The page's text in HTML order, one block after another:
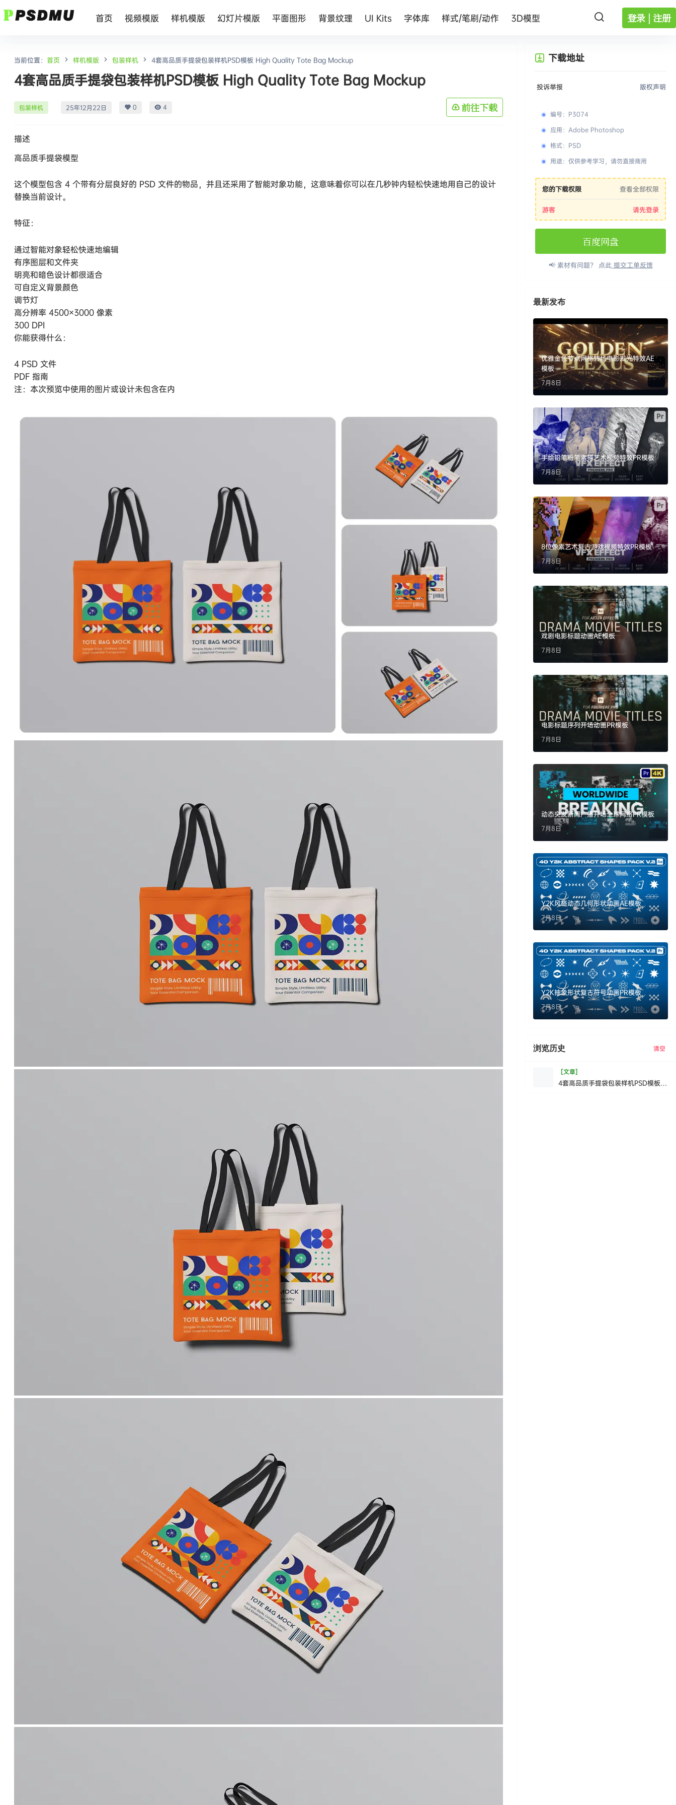
登录 | 注册
首页 视频模版 样机模版 幻灯片模版 平面图形 背景纹理 UI Kits 字体库 样式/笔刷/动作 3D模型
当前位置： 首页 样机模版 包装样机 4套高品质手提袋包装样机PSD模板 High Quality Tote Bag Mockup
4套高品质手提袋包装样机PSD模板 High Quality Tote Bag Mockup
包装样机 25年12月22日 0 4 前往下载
描述
高品质手提袋模型
这个模型包含 4 个带有分层良好的 PSD 文件的物品，并且还采用了智能对象功能，这意味着你可以在几秒钟内轻松快速地用自己的设计
替换当前设计。
特征：
通过智能对象轻松快速地编辑
有序图层和文件夹
明亮和暗色设计都很适合
可自定义背景颜色
调节灯
高分辨率 4500×3000 像素
300 DPI
你能获得什么：
4 PSD 文件
PDF 指南
注：本次预览中使用的图片或设计未包含在内
下载地址
投诉举报 版权声明
编号： P3074
应用： Adobe Photoshop
格式： PSD
用途： 仅供参考学习，请勿直接商用
您的下载权限 查看全部权限
游客 请先登录
百度网盘
📢 素材有问题？ 点此提交工单反馈
最新发布
优雅金色节点网格转场电影发光特效AE
模板
7月8日
手绘铅笔粉笔素描艺术视频特效PR模板
7月8日
8位像素艺术复古游戏视频特效PR模板
7月8日
戏剧电影标题动画AE模板
7月8日
电影标题序列开场动画PR模板
7月8日
动态突发新闻广播开场全球网络PR模板
7月8日
Y2K风格动态几何形状动画AE模板
7月8日
Y2K抽象形状复古符号动画PR模板
7月8日
浏览历史 清空
[文章]
4套高品质手提袋包装样机PSD模板